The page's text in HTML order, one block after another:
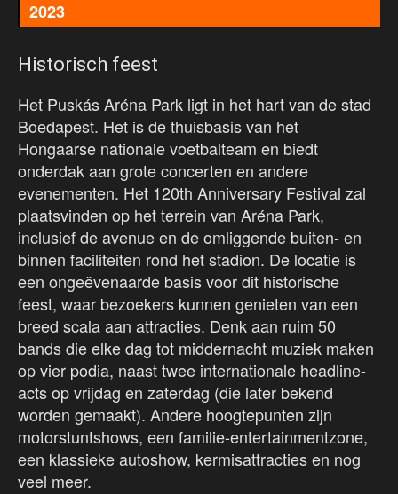
2023
Historisch feest
Het Puskás Aréna Park ligt in het hart van de stad
Boedapest. Het is de thuisbasis van het
Hongaarse nationale voetbalteam en biedt
onderdak aan grote concerten en andere
evenementen. Het 120th Anniversary Festival zal
plaatsvinden op het terrein van Aréna Park,
inclusief de avenue en de omliggende buiten- en
binnen faciliteiten rond het stadion. De locatie is
een ongeëvenaarde basis voor dit historische
feest, waar bezoekers kunnen genieten van een
breed scala aan attracties. Denk aan ruim 50
bands die elke dag tot middernacht muziek maken
op vier podia, naast twee internationale headline-
acts op vrijdag en zaterdag (die later bekend
worden gemaakt). Andere hoogtepunten zijn
motorstuntshows, een familie-entertainmentzone,
een klassieke autoshow, kermisattracties en nog
veel meer.